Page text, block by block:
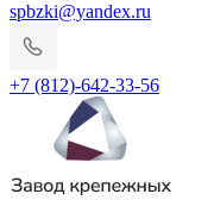
spbzki@yandex.ru
+7 (812)-642-33-56